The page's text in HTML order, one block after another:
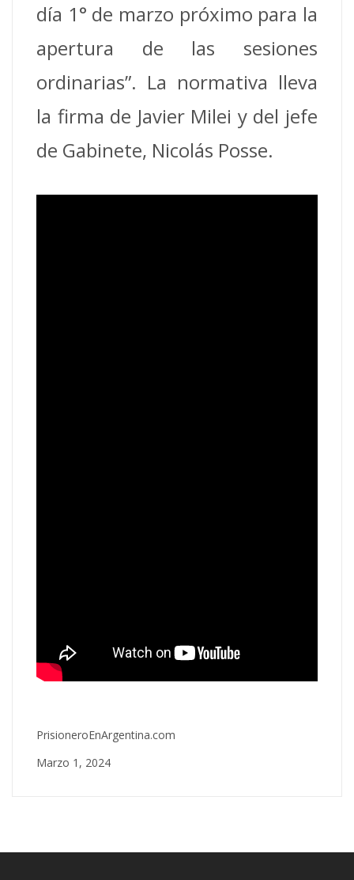
día 1° de marzo próximo para la
apertura de las sesiones
ordinarias”. La normativa lleva
la firma de Javier Milei y del jefe
de Gabinete, Nicolás Posse.
PrisioneroEnArgentina.com
Marzo 1, 2024